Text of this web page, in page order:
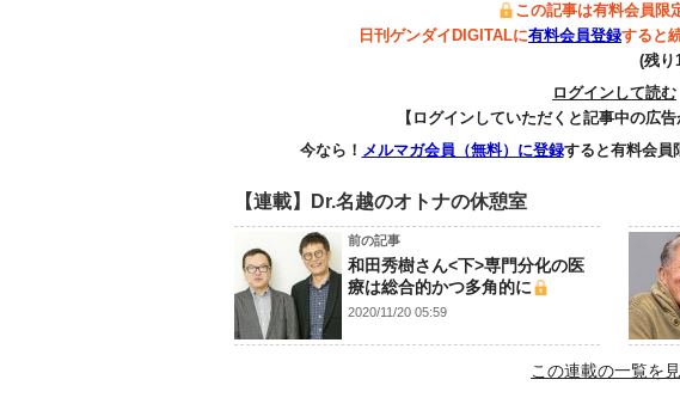
この記事は有料会員限
日刊ゲンダイDIGITALに有料会員登録すると
(残り
ログインして読む
【ログインしていただくと記事中の広告
今なら！ メルマガ会員（無料）に登録すると有料会員
【連載】Dr.名越のオトナの休憩室
前の記事
和田秀樹さん<下>専門分化の医
療は総合的かつ多角的に
2020/11/20 05:59
この連載の一覧を